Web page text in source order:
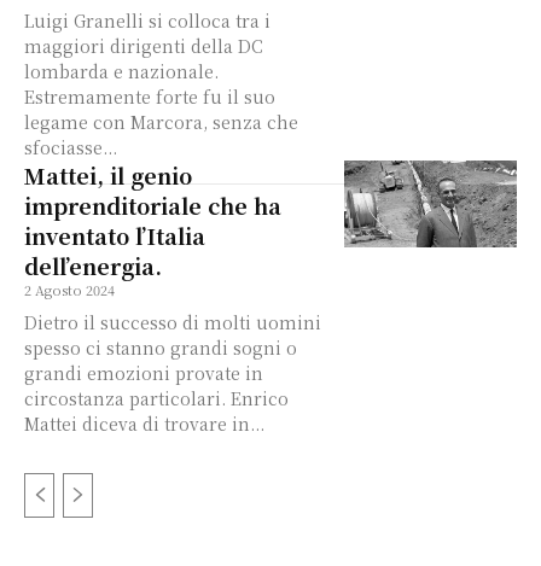
Luigi Granelli si colloca tra i
maggiori dirigenti della DC
lombarda e nazionale.
Estremamente forte fu il suo
legame con Marcora, senza che
sfociasse...
Mattei, il genio
imprenditoriale che ha
inventato l’Italia
dell’energia.
2 Agosto 2024
Dietro il successo di molti uomini
spesso ci stanno grandi sogni o
grandi emozioni provate in
circostanza particolari. Enrico
Mattei diceva di trovare in...